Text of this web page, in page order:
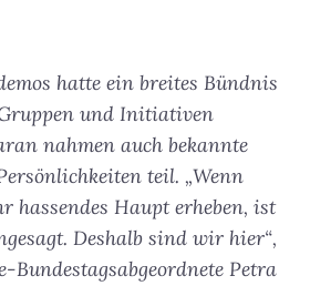
hatte ein breites Bündnis
und Initiativen
nahmen auch bekannte
teil. „Wenn
hassendes Haupt erheben, ist
Deshalb sind wir hier“,
Bundestagsabgeordnete Petra